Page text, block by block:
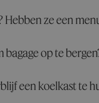
Hebben ze een
bagage op te
een koelkast te